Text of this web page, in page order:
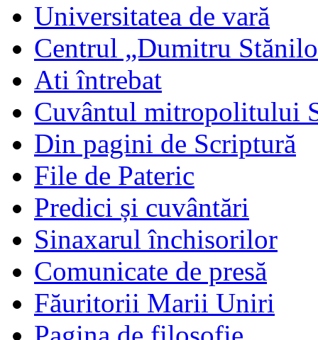
Universitatea de vară
Centrul „Dumitru
Ati întrebat
Cuvântul mitropolitului
Din pagini de Scriptură
File de Pateric
Predici și cuvântări
Sinaxarul închisorilor
Comunicate de presă
Făuritorii Marii Uniri